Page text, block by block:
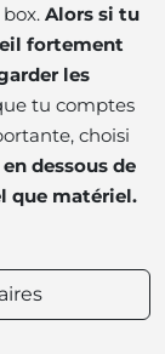
Alors si tu
fortement
les
tu comptes
choisi
dessous de
que matériel.